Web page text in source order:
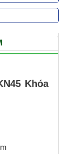
Khóa